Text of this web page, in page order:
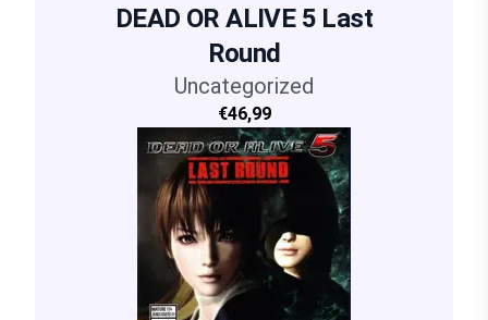
DEAD OR ALIVE 5 Last
Round
Uncategorized
€46,99